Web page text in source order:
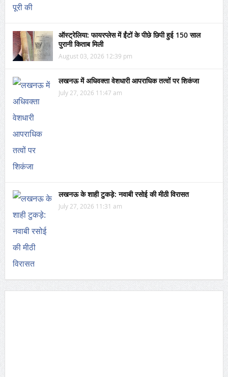
ऑस्ट्रेलिया: फायरप्लेस में ईंटों के पीछे छिपी हुई 150 साल
पुरानी किताब मिली
August 03, 2026 12:39 pm
लखनऊ में अधिवक्ता वेशधारी आपराधिक तत्वों पर शिकंजा
July 27, 2026 11:47 am
लखनऊ के शाही टुकड़े: नवाबी रसोई की मीठी विरासत
July 27, 2026 11:31 am